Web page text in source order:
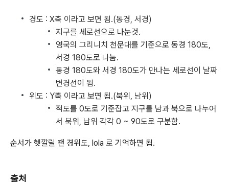
경도 : X축 이라고 보면 됨.(동경, 서경)
지구를 세로선으로 나눈것.
영국의 그리니치 천문대를 기준으로 동경 180도,
서경 180도로 나눔.
동경 180도와 서경 180도가 만나는 세로선이 날짜
변경선이 됨.
위도 : Y축 이라고 보면 됨.(북위, 남위)
적도를 0도로 기준잡고 지구를 남과 북으로 나누어
서 북위, 남위 각각 0 ~ 90도로 구분함.
순서가 헷깔릴 땐 경위도, lola 로 기억하면 됨.
출처